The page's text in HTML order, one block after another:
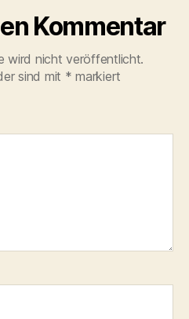
Kommentar
wird nicht veröffentlicht.
sind mit * markiert